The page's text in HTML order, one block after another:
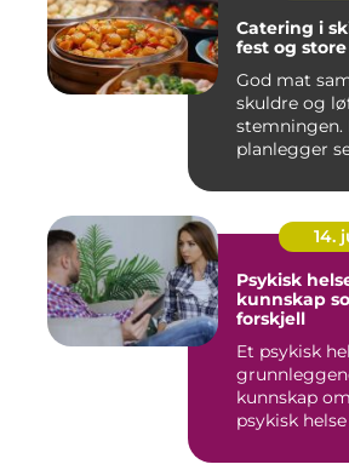
Catering i
fest og
God mat
skuldre og
stemningen.
planlegger
14.
Psykisk
kunnskap
forskjell
Et psykisk
kunnskap
psykisk